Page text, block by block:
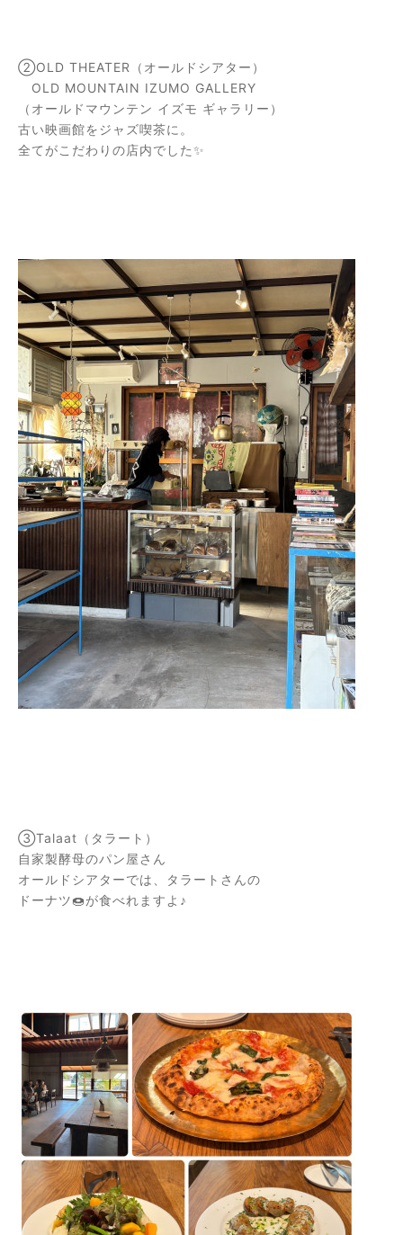
②OLD THEATER（オールドシアター）
OLD MOUNTAIN IZUMO GALLERY
（オールドマウンテン イズモ ギャラリー）
古い映画館をジャズ喫茶に。
全てがこだわりの店内でした✨
③Talaat（タラート）
自家製酵母のパン屋さん
オールドシアターでは、タラートさんの
ドーナツ🍩が食べれますよ♪